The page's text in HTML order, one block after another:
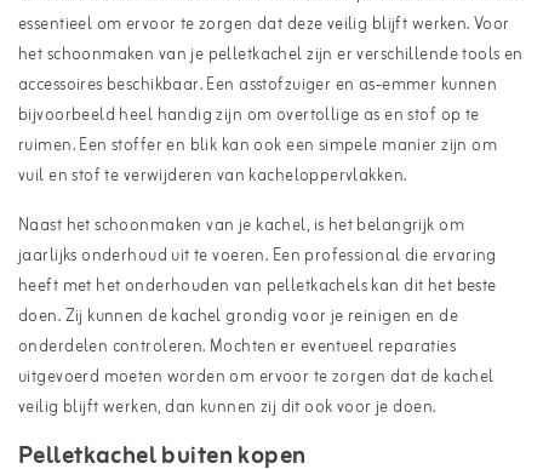
essentieel om ervoor te zorgen dat deze veilig blijft werken. Voor
het schoonmaken van je pelletkachel zijn er verschillende tools en
accessoires beschikbaar. Een asstofzuiger en as-emmer kunnen
bijvoorbeeld heel handig zijn om overtollige as en stof op te
ruimen. Een stoffer en blik kan ook een simpele manier zijn om
vuil en stof te verwijderen van kacheloppervlakken.
Naast het schoonmaken van je kachel, is het belangrijk om
jaarlijks onderhoud uit te voeren. Een professional die ervaring
heeft met het onderhouden van pelletkachels kan dit het beste
doen. Zij kunnen de kachel grondig voor je reinigen en de
onderdelen controleren. Mochten er eventueel reparaties
uitgevoerd moeten worden om ervoor te zorgen dat de kachel
veilig blijft werken, dan kunnen zij dit ook voor je doen.
Pelletkachel buiten kopen